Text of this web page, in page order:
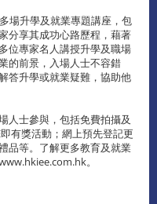
場升學及就業專題講座，包
分享其成功心路歷程，藉著
位專家名人講授升學及職場
的前景，入場人士不容錯
答升學或就業疑難，協助他
人士參與，包括免費拍攝及
有獎活動；網上預先登記更
品等。了解更多教育及就業
。